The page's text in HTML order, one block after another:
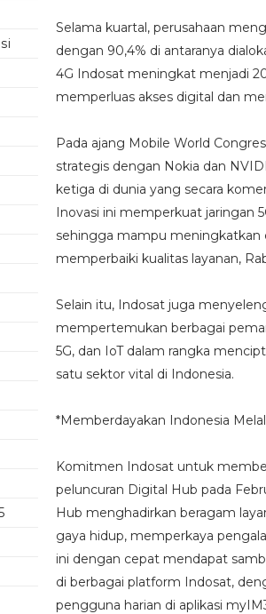
Selama kuartal, perusahaan
dengan 90,4% di antaranya
4G Indosat meningkat menjadi
memperluas akses digital dan
Pada ajang Mobile World
strategis dengan Nokia dan
ketiga di dunia yang secara
Inovasi ini memperkuat jaringan
sehingga mampu meningkatkan
memperbaiki kualitas layanan,
Selain itu, Indosat juga
mempertemukan berbagai
5G, dan IoT dalam rangka
satu sektor vital di Indonesia.
*Memberdayakan Indonesia
Komitmen Indosat untuk
peluncuran Digital Hub pada
Hub menghadirkan beragam
gaya hidup, memperkaya
ini dengan cepat mendapat
di berbagai platform Indosat,
pengguna harian di aplikasi